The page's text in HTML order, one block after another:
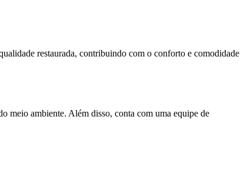
restaurada, contribuindo com o conforto e comodidade
meio ambiente. Além disso, conta com uma equipe de